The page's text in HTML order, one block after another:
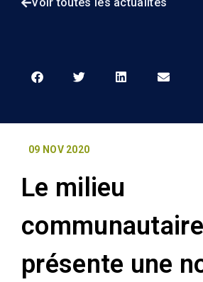
Voir toutes les actualités
09 NOV 2020
Le milieu
communautaire
présente une